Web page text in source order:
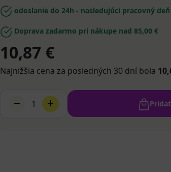
odoslanie do 24h - nasledujúci pracovný
Doprava zadarmo pri nákupe nad 85,00 €
10,87 €
Najnižšia cena za posledných 30 dní bola
1